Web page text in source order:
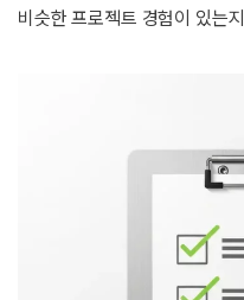
비슷한 프로젝트 경험이 있는